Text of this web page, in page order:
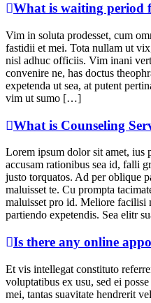
What is waiting period
Vim in soluta prodesset, cum
fastidii et mei. Tota nullam ut
nisl adhuc officiis. Vim inani
convenire ne, has doctus
expetenda ut sea, at putent
vim ut sumo […]
What is Counseling
Lorem ipsum dolor sit amet, ius
accusam rationibus sea id, falli
justo torquatos. Ad per oblique
maluisset te. Cu prompta
maluisset pro id. Meliore facilisi
partiendo expetendis. Sea elitr
Is there any online
Et vis intellegat constituto
voluptatibus ex usu, sed ei
mei, tantas suavitate hendrerit